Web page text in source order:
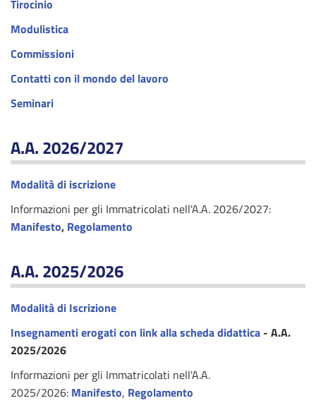
Tirocinio
Modulistica
Commissioni
Contatti con il mondo del lavoro
Seminari
A.A. 2026/2027
Modalità di iscrizione
Informazioni per gli Immatricolati nell'A.A. 2026/2027:
Manifesto, Regolamento
A.A. 2025/2026
Modalità di Iscrizione
Insegnamenti erogati con link alla scheda didattica - A.A.
2025/2026
Informazioni per gli Immatricolati nell'A.A.
2025/2026: Manifesto, Regolamento